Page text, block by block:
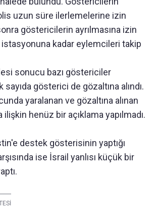
uzun süre ilerlemelerine izin
göstericilerin ayrılmasına izin
kadar eylemcileri takip
sonucu bazı göstericiler
sayıda gösterici de gözaltına alındı.
yaralanan ve gözaltına alınan
ilişkin henüz bir açıklama yapılmadı.
destek gösterisinin yaptığı
ise İsrail yanlısı küçük bir